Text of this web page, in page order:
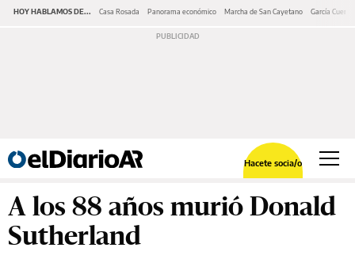
HOY HABLAMOS DE... Casa Rosada Panorama económico Marcha de San Cayetano García Cuerva
Hacete socia/o
A los 88 años murió Donald
Sutherland